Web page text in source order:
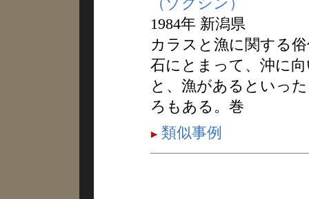
1984年 新潟県
カラスと漁に関する
石にとまって、沖に
と、漁があるといっ
ろもある。巻
類似事例